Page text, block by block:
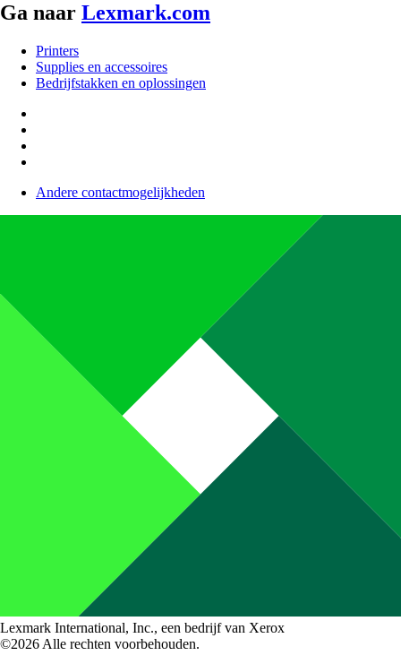
Ga naar Lexmark.com
Printers
Supplies en accessoires
Bedrijfstakken en oplossingen
Andere contactmogelijkheden
Lexmark International, Inc., een bedrijf van Xerox
©2026 Alle rechten voorbehouden.